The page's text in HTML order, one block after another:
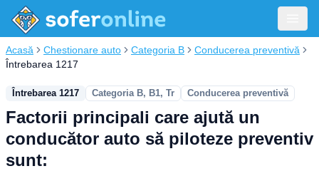
Acasă Chestionare auto Categoria B
Conducerea preventivă
Întrebarea 1217
Întrebarea 1217 Categoria B, B1, Tr Conducerea preventivă
Factorii principali care ajută un
conducător auto să piloteze preventiv
sunt: